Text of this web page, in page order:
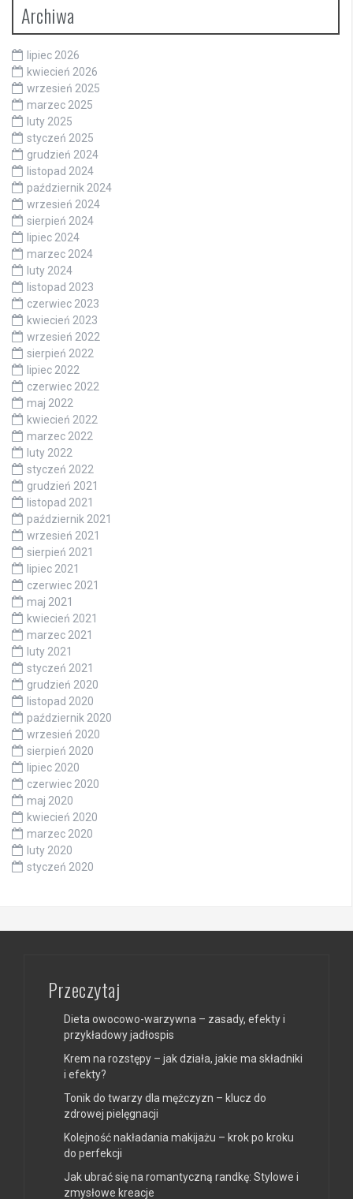
Archiwa
lipiec 2026
kwiecień 2026
wrzesień 2025
marzec 2025
luty 2025
styczeń 2025
grudzień 2024
listopad 2024
październik 2024
wrzesień 2024
sierpień 2024
lipiec 2024
marzec 2024
luty 2024
listopad 2023
czerwiec 2023
kwiecień 2023
wrzesień 2022
sierpień 2022
lipiec 2022
czerwiec 2022
maj 2022
kwiecień 2022
marzec 2022
luty 2022
styczeń 2022
grudzień 2021
listopad 2021
październik 2021
wrzesień 2021
sierpień 2021
lipiec 2021
czerwiec 2021
maj 2021
kwiecień 2021
marzec 2021
luty 2021
styczeń 2021
grudzień 2020
listopad 2020
październik 2020
wrzesień 2020
sierpień 2020
lipiec 2020
czerwiec 2020
maj 2020
kwiecień 2020
marzec 2020
luty 2020
styczeń 2020
Przeczytaj
Dieta owocowo-warzywna – zasady, efekty i
przykładowy jadłospis
Krem na rozstępy – jak działa, jakie ma składniki
i efekty?
Tonik do twarzy dla mężczyzn – klucz do
zdrowej pielęgnacji
Kolejność nakładania makijażu – krok po kroku
do perfekcji
Jak ubrać się na romantyczną randkę: Stylowe i
zmysłowe kreacje